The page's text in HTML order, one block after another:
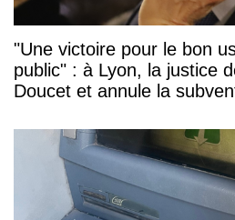
"Une victoire pour le bon
public" : à Lyon, la justice
Doucet et annule la